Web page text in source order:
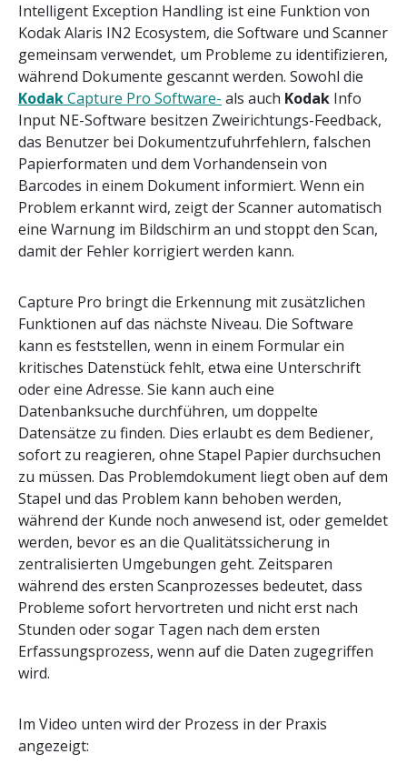
Intelligent Exception Handling ist eine Funktion von
Kodak Alaris IN2 Ecosystem, die Software und Scanner
gemeinsam verwendet, um Probleme zu identifizieren,
während Dokumente gescannt werden. Sowohl die
KodakCapture Pro Software- als auch Kodak Info
Input NE-Software besitzen Zweirichtungs-Feedback,
das Benutzer bei Dokumentzufuhrfehlern, falschen
Papierformaten und dem Vorhandensein von
Barcodes in einem Dokument informiert. Wenn ein
Problem erkannt wird, zeigt der Scanner automatisch
eine Warnung im Bildschirm an und stoppt den Scan,
damit der Fehler korrigiert werden kann.
Capture Pro bringt die Erkennung mit zusätzlichen
Funktionen auf das nächste Niveau. Die Software
kann es feststellen, wenn in einem Formular ein
kritisches Datenstück fehlt, etwa eine Unterschrift
oder eine Adresse. Sie kann auch eine
Datenbanksuche durchführen, um doppelte
Datensätze zu finden. Dies erlaubt es dem Bediener,
sofort zu reagieren, ohne Stapel Papier durchsuchen
zu müssen. Das Problemdokument liegt oben auf dem
Stapel und das Problem kann behoben werden,
während der Kunde noch anwesend ist, oder gemeldet
werden, bevor es an die Qualitätssicherung in
zentralisierten Umgebungen geht. Zeitsparen
während des ersten Scanprozesses bedeutet, dass
Probleme sofort hervortreten und nicht erst nach
Stunden oder sogar Tagen nach dem ersten
Erfassungsprozess, wenn auf die Daten zugegriffen
wird.
Im Video unten wird der Prozess in der Praxis
angezeigt: